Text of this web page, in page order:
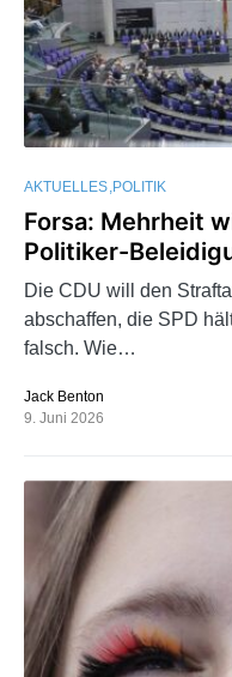
AKTUELLES POLITIK
Forsa: Mehrheit
Politiker-
Die CDU will den
abschaffen, die SPD
falsch. Wie…
Jack Benton
9. Juni 2026